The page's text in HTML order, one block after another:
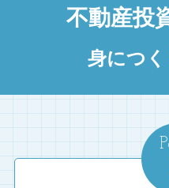
不動産投
身につく